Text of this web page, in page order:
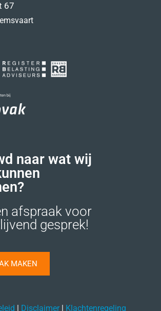
67
naar wat wij
afspraak voor
gesprek!
MAKEN
Disclaimer| Klachtenregeling